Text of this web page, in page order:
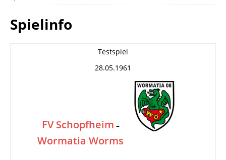
Spielinfo
Testspiel
28.05.1961
FV Schopfheim –
Wormatia Worms